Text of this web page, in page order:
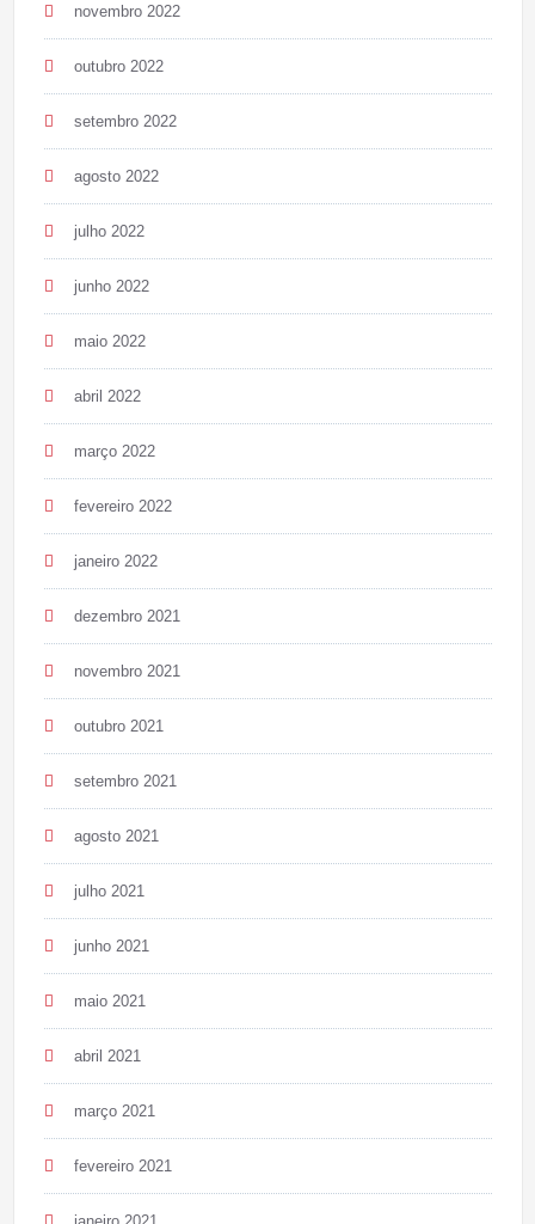
novembro 2022
outubro 2022
setembro 2022
agosto 2022
julho 2022
junho 2022
maio 2022
abril 2022
março 2022
fevereiro 2022
janeiro 2022
dezembro 2021
novembro 2021
outubro 2021
setembro 2021
agosto 2021
julho 2021
junho 2021
maio 2021
abril 2021
março 2021
fevereiro 2021